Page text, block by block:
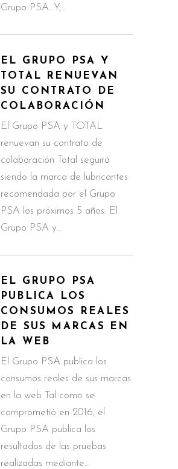
Grupo PSA. Y,…
EL GRUPO PSA Y
TOTAL RENUEVAN
SU CONTRATO DE
COLABORACIÓN
El Grupo PSA y TOTAL
renuevan su contrato de
colaboración Total seguirá
siendo la marca de lubricantes
recomendada por el Grupo
PSA los próximos 5 años. El
Grupo PSA y…
EL GRUPO PSA
PUBLICA LOS
CONSUMOS REALES
DE SUS MARCAS EN
LA WEB
El Grupo PSA publica los
consumos reales de sus marcas
en la web Tal como se
comprometió en 2016, el
Grupo PSA publica los
resultados de las pruebas
realizadas mediante…